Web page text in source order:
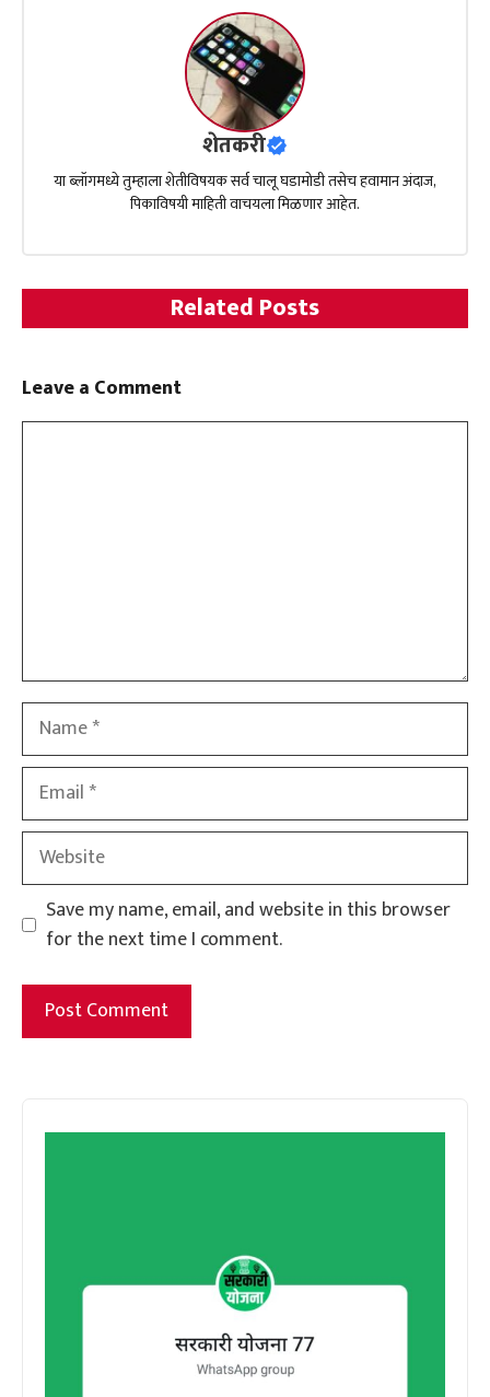
शेतकरी
या ब्लॉगमध्ये तुम्हाला शेतीविषयक सर्व चालू घडामोडी तसेच हवामान अंदाज,
पिकाविषयी माहिती वाचयला मिळणार आहेत.
Related Posts
Leave a Comment
Name
Email
Website
Save my name, email, and website in this browser
for the next time I comment.